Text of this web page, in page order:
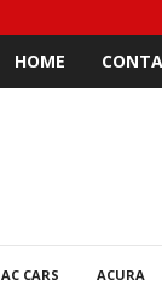
HOME
AC CARS ACURA